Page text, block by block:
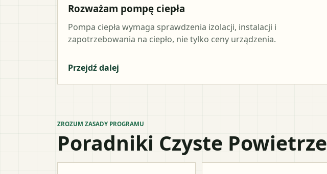
Rozważam pompę ciepła
Pompa ciepła wymaga sprawdzenia izolacji, instalacji i
zapotrzebowania na ciepło, nie tylko ceny urządzenia.
Przejdź dalej
ZROZUM ZASADY PROGRAMU
Poradniki Czyste Powietrze